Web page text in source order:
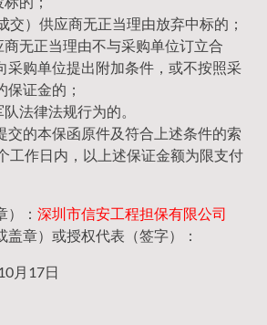
交）供应商无正当理由放弃中标的；
无正当理由不与采购单位订立合
采购单位提出附加条件，或不按照采
保证金的；
法律法规行为的。
交的本保函原件及符合上述条件的索
工作日内，以上述保证金额为限支付
： 深圳市信安工程担保有限公司
章）或授权代表（签字）：
月17日